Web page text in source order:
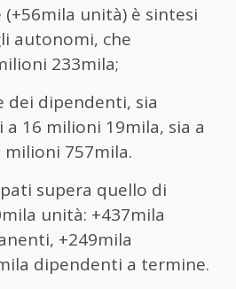
unità) è sintesi
autonomi, che
233mila;
dei dipendenti, sia
a 16 milioni 19mila, sia a
milioni 757mila.
supera quello di
unità: +437mila
+249mila
dipendenti a termine.